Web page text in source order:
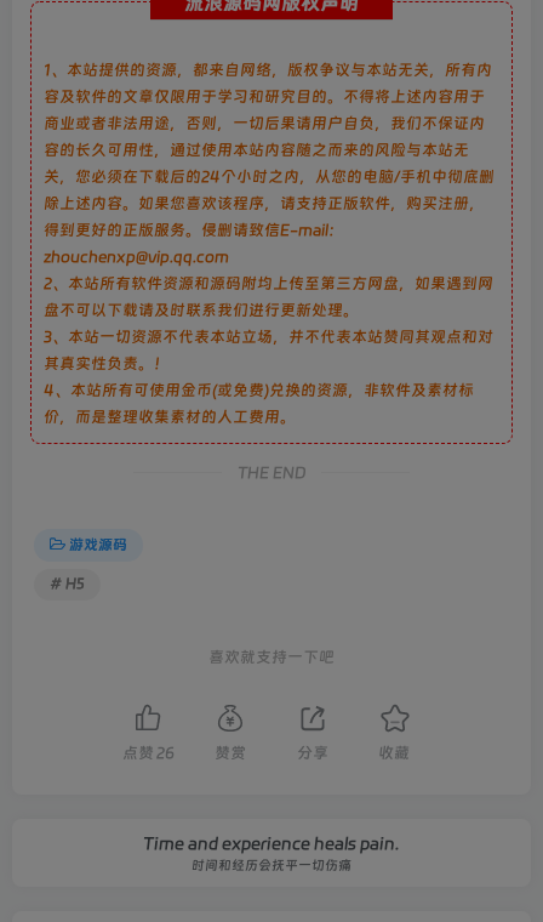
1、本站提供的资源，都来自网络，版权争议与本站无关，所有内
容及软件的文章仅限用于学习和研究目的。不得将上述内容用于
商业或者非法用途，否则，一切后果请用户自负，我们不保证内
容的长久可用性，通过使用本站内容随之而来的风险与本站无
关，您必须在下载后的24个小时之内，从您的电脑/手机中彻底删
除上述内容。如果您喜欢该程序，请支持正版软件，购买注册，
得到更好的正版服务。侵删请致信E-mail：
zhouchenxp@vip.qq.com
2、本站所有软件资源和源码附均上传至第三方网盘，如果遇到网
盘不可以下载请及时联系我们进行更新处理。
3、本站一切资源不代表本站立场，并不代表本站赞同其观点和对
其真实性负责。！
4、本站所有可使用金币(或免费)兑换的资源，非软件及素材标
价，而是整理收集素材的人工费用。
THE END
游戏源码
# H5
喜欢就支持一下吧
点赞 26 赞赏 分享 收藏
Time and experience heals pain.
时间和经历会抚平一切伤痛